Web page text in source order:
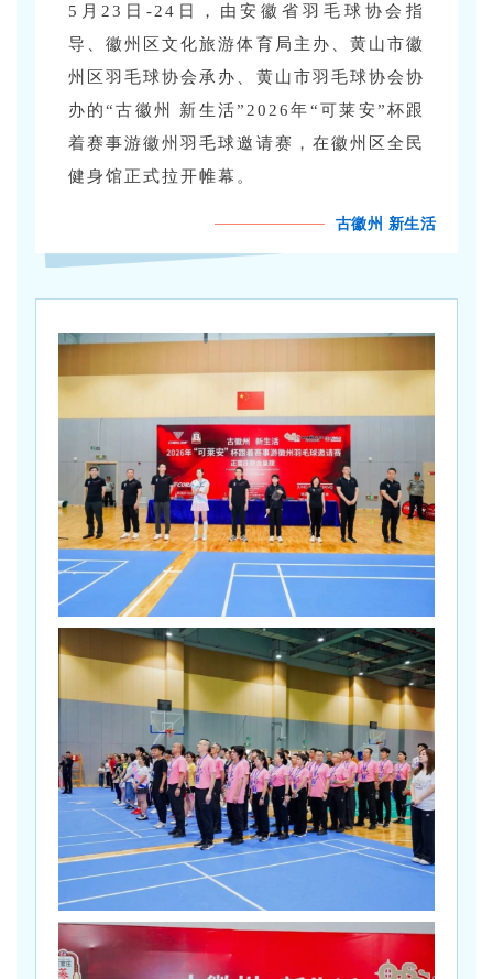
5月23日-24日，由安徽省羽毛球协会指
导、徽州区文化旅游体育局主办、黄山市徽
州区羽毛球协会承办、黄山市羽毛球协会协
办的“古徽州 新生活”2026年“可莱安”杯跟
着赛事游徽州羽毛球邀请赛，在徽州区全民
健身馆正式拉开帷幕。
古徽州 新生活